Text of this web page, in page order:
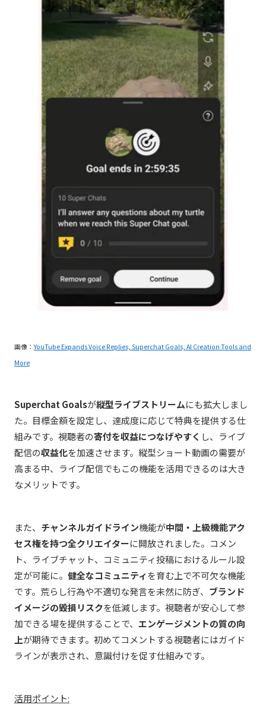
画像：YouTube Expands Voice Replies, Superchat Goals, AI Creation Tools and
More
Superchat Goalsが縦型ライブストリームにも拡大しまし
た。目標金額を設定し、達成度に応じて特典を提供する仕
組みです。視聴者の寄付を収益につなげやすく し、ライブ
配信の収益化を加速させます。縦型ショート動画の需要が
高まる中、ライブ配信でもこの機能を活用できるのは大き
なメリットです。
また、 チャンネルガイドライン機能が中間・上級機能アク
セス権を持つ全クリエイターに開放されました。コメン
ト、ライブチャット、コミュニティ投稿におけるルール設
定が可能に。 健全なコミュニティを育む上で不可欠な機能
です。荒らし行為や不適切な発言を未然に防ぎ、 ブランド
イメージの毀損リスクを低減します。視聴者が安心して参
加できる場を提供することで、 エンゲージメントの質の向
上が期待できます。初めてコメントする視聴者にはガイド
ラインが表示され、意識付けを促す仕組みです。
活用ポイント: